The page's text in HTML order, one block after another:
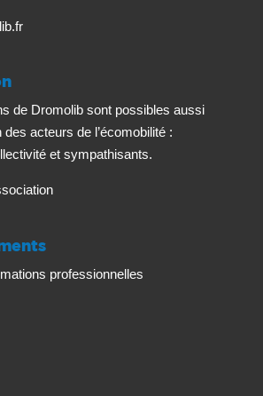
de Dromolib sont possibles aussi
acteurs de l’écomobilité :
et sympathisants.
professionnelles